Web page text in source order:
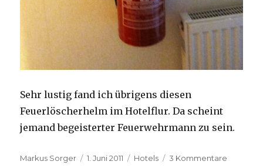
Sehr lustig fand ich übrigens diesen
Feuerlöscherhelm im Hotelflur. Da scheint
jemand begeisterter Feuerwehrmann zu sein.
Autor
Markus Sorger
Veröffentlicht
1. Juni 2011 Kategorien
Hotels 3 Kommentare